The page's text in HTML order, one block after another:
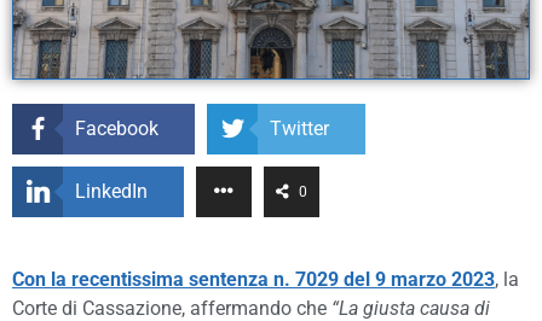
Facebook Twitter
LinkedIn 0
Con la recentissima sentenza n. 7029 del 9 marzo 2023, la
Corte di Cassazione, affermando che “La giusta causa di